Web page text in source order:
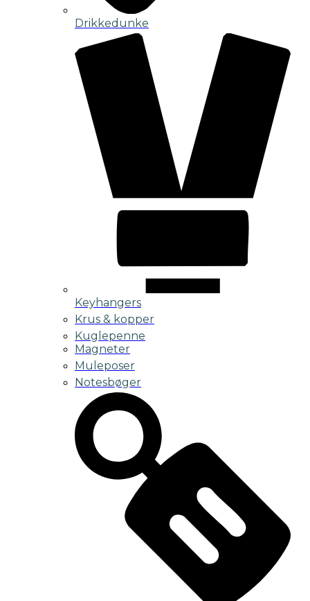
Drikkedunke
Keyhangers
Krus & kopper
Kuglepenne
Magneter
Muleposer
Notesbøger